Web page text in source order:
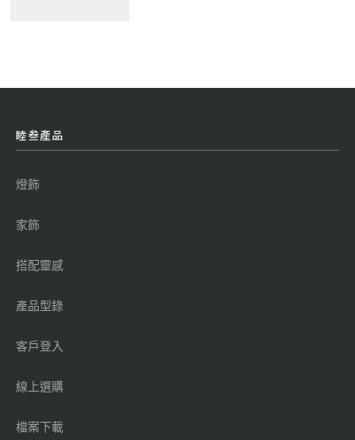
睦叁產品
燈飾
家飾
搭配靈感
產品型錄
客戶登入
線上選購
檔案下載